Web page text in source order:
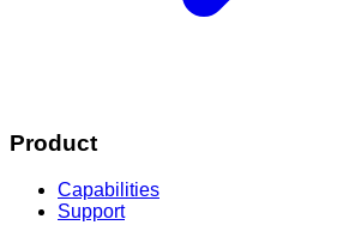
Product
Capabilities
Support